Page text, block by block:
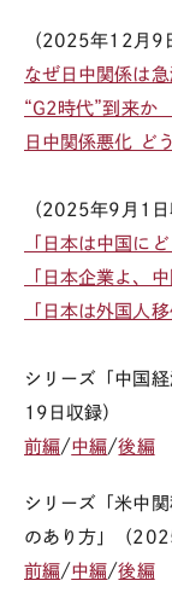
（ 2025年12月9
なぜ日中関係は
“G2時代”到来か
日中関係悪化 ど
（ 2025年9 月 1
「日本は中国に
「日本企業よ、
「日本は外国人
シリーズ「中国
19 日収録）
前編/中編/後編
シリーズ「米中
のあり方」（
前編/中編/後編